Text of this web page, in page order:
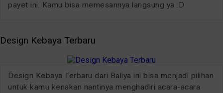
payet ini. Kamu bisa memesannya langsung ya :D
Design Kebaya Terbaru
Design Kebaya Terbaru dari Baliya ini bisa menjadi pilihan
untuk kamu kenakan nantinya menghadiri acara-acara